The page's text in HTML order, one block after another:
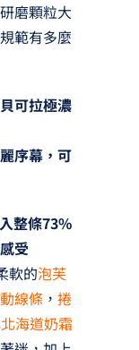
磨顆粒大
範有多麼
可拉極濃
序幕，可
整條73%
受
軟的泡芙
線條 ， 捲
北海道奶霜